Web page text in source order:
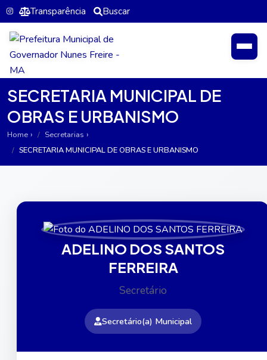
Transparência Buscar
SECRETARIA MUNICIPAL DE
OBRAS E URBANISMO
Home
Secretarias
SECRETARIA MUNICIPAL DE OBRAS E URBANISMO
ADELINO DOS SANTOS
FERREIRA
Secretário
Secretário(a) Municipal